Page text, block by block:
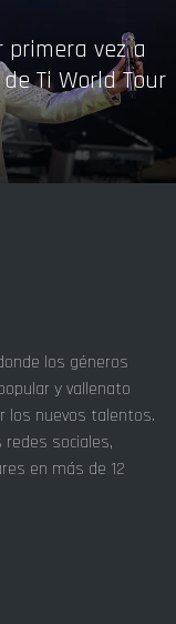
vez a
Ti World Tour
los géneros
y vallenato
los nuevos talentos.
sociales,
en más de 12